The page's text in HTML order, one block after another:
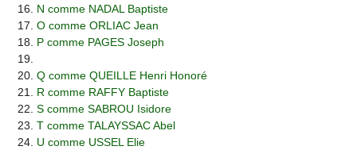
N comme NADAL Baptiste
O comme ORLIAC Jean
P comme PAGES Joseph
Q comme QUEILLE Henri Honoré
R comme RAFFY Baptiste
S comme SABROU Isidore
T comme TALAYSSAC Abel
U comme USSEL Elie